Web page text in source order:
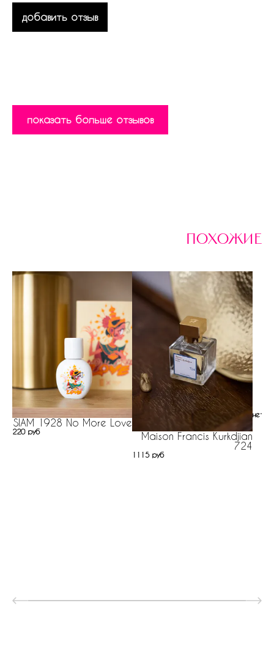
добавить отзыв
показать больше отзывов
похожие
SIAM 1928 No More Love
220 руб
Maison Francis Kurkdjian
724
1115 руб
нет